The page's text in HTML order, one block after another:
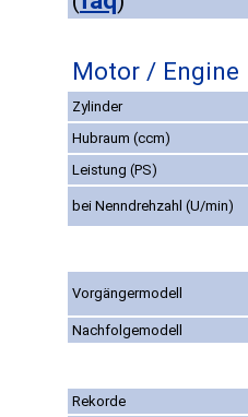
Motor / Engine
Zylinder
Hubraum (ccm)
Leistung (PS)
bei Nenndrehzahl (U/min)
Vorgängermodell
Nachfolgemodell
Rekorde